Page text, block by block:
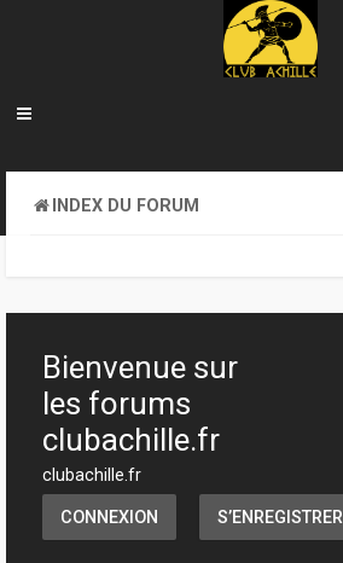
INDEX DU FORUM
Bienvenue sur
les forums
clubachille.fr
clubachille.fr
CONNEXION S’ENREGISTRER